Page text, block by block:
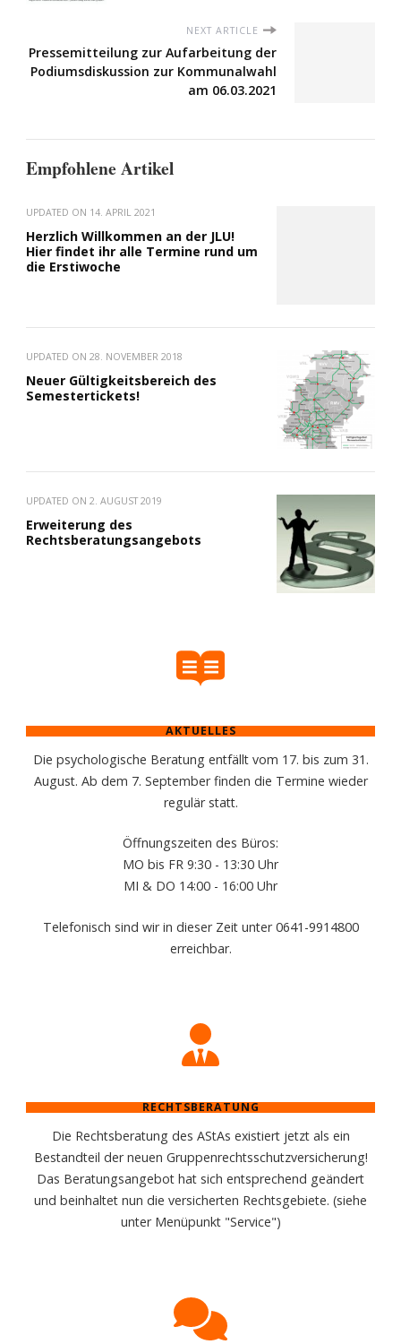
NEXT ARTICLE
Pressemitteilung zur Aufarbeitung der
Podiumsdiskussion zur Kommunalwahl
am 06.03.2021
Empfohlene Artikel
UPDATED ON 14. APRIL 2021
Herzlich Willkommen an der JLU!
Hier findet ihr alle Termine rund um
die Erstiwoche
UPDATED ON 28. NOVEMBER 2018
Neuer Gültigkeitsbereich des
Semestertickets!
UPDATED ON 2. AUGUST 2019
Erweiterung des
Rechtsberatungsangebots
AKTUELLES
Die psychologische Beratung entfällt vom 17. bis zum 31.
August. Ab dem 7. September finden die Termine wieder
regulär statt.
Öffnungszeiten des Büros:
MO bis FR 9:30 - 13:30 Uhr
MI & DO 14:00 - 16:00 Uhr
Telefonisch sind wir in dieser Zeit unter 0641-9914800
erreichbar.
RECHTSBERATUNG
Die Rechtsberatung des AStAs existiert jetzt als ein
Bestandteil der neuen Gruppenrechtsschutzversicherung!
Das Beratungsangebot hat sich entsprechend geändert
und beinhaltet nun die versicherten Rechtsgebiete. (siehe
unter Menüpunkt "Service")